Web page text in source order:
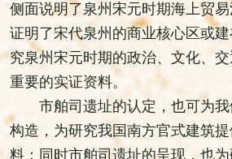
侧面说明了泉州宋元时期海上贸
证明了宋代泉州的商业核心区或
究泉州宋元时期的政治、文化、
重要的实证资料。
市舶司遗址的认定，也可为我
构造，为研究我国南方官式建筑
料；同时市舶司遗址的呈现，也